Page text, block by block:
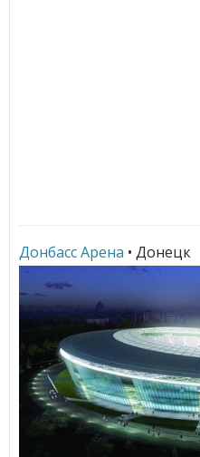
Донбасс Арена • Донецк